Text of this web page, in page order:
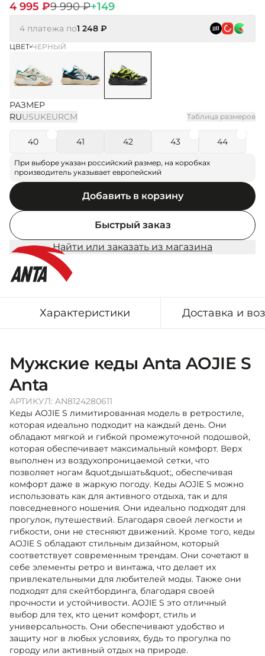
4 995 ₽9 990 ₽+149
4 платежа по1 248 ₽
ЦВЕТ ЧЕРНЫЙ
РАЗМЕР
RUUSUKEURСМ Таблица размеров
40 41 42 43 44
При выборе указан российский размер, на коробках
производитель указывает европейский
Добавить в корзину
Быстрый заказ
Найти или заказать из магазина
Характеристики Доставка и
Мужские кеды Anta AOJIE S
Anta
АРТИКУЛ: AN8124280611
Кеды AOJIE S лимитированная модель в ретростиле,
которая идеально подходит на каждый день. Они
обладают мягкой и гибкой промежуточной подошвой,
которая обеспечивает максимальный комфорт. Верх
выполнен из воздухопроницаемой сетки, что
позволяет ногам &quot;дышать&quot;, обеспечивая
комфорт даже в жаркую погоду. Кеды AOJIE S можно
использовать как для активного отдыха, так и для
повседневного ношения. Они идеально подходят для
прогулок, путешествий. Благодаря своей легкости и
гибкости, они не стесняют движений. Кроме того, кеды
AOJIE S обладают стильным дизайном, который
соответствует современным трендам. Они сочетают в
себе элементы ретро и винтажа, что делает их
привлекательными для любителей моды. Также они
подходят для скейтбординга, благодаря своей
прочности и устойчивости. AOJIE S это отличный
выбор для тех, кто ценит комфорт, стиль и
универсальность. Они обеспечивают удобство и
защиту ног в любых условиях, будь то прогулка по
городу или активный отдых на природе.